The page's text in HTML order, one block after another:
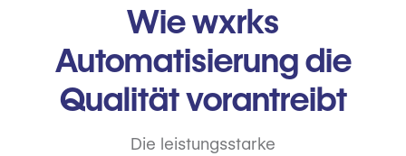
Wie wxrks
Automatisierung die
Qualität vorantreibt
Die leistungsstarke